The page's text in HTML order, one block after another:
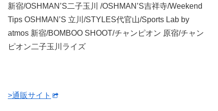
新宿/OSHMAN’S二子玉川 /OSHMAN’S吉祥寺/Weekend
Tips OSHMAN’S 立川/STYLES代官山/Sports Lab by
atmos 新宿/BOMBOO SHOOT/チャンピオン 原宿/チャン
ピオン二子玉川ライズ
>通販サイト